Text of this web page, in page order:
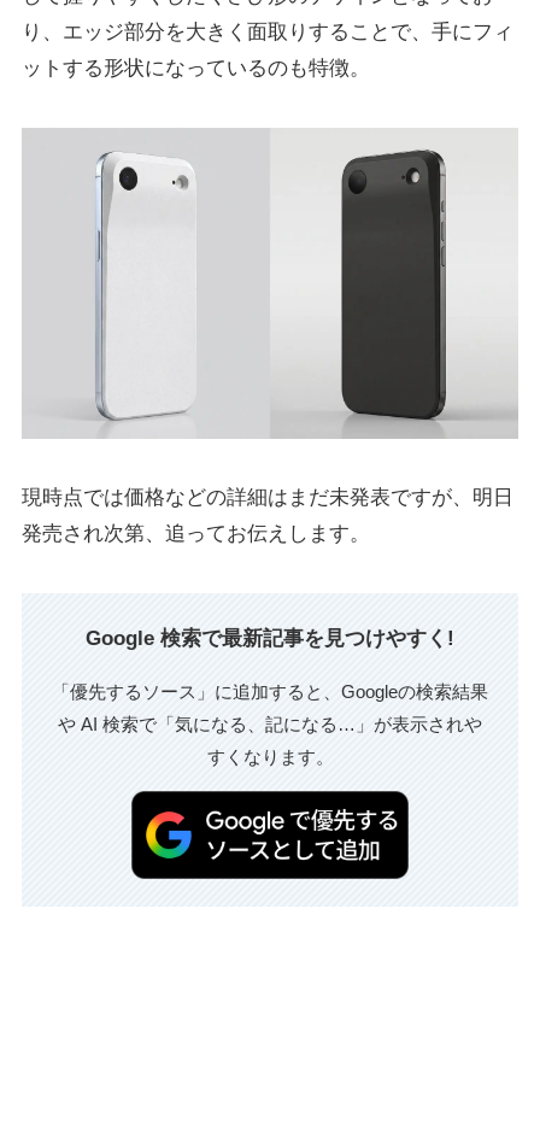
り、エッジ部分を大きく面取りすることで、手にフィ
ットする形状になっているのも特徴。
現時点では価格などの詳細はまだ未発表ですが、明日
発売され次第、追ってお伝えします。
Google 検索で最新記事を見つけやすく!
「優先するソース」に追加すると、Googleの検索結果
や AI 検索で「気になる、記になる…」が表示されや
すくなります。